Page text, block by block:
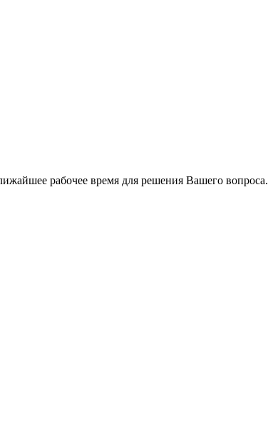
рабочее время для решения Вашего вопроса.